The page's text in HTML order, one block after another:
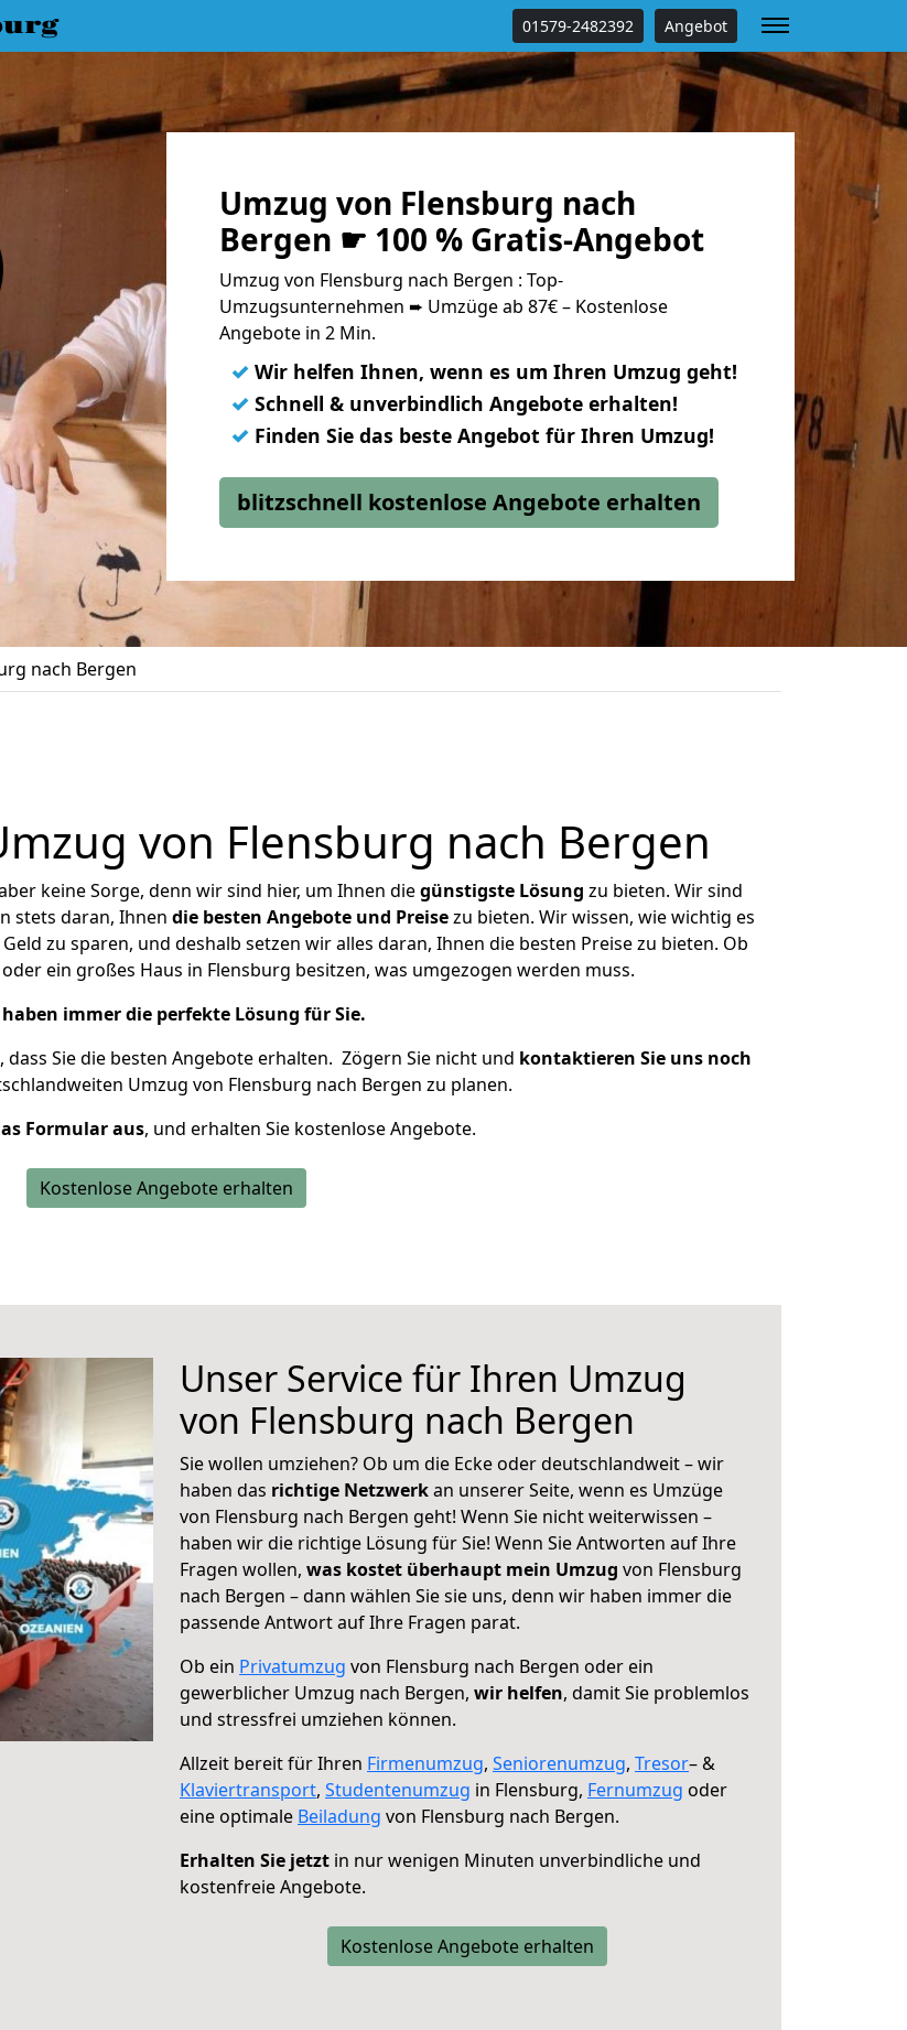
01579-2482392 Angebot
Umzug von Flensburg nach
Bergen ☛ 100 % Gratis-Angebot
Umzug von Flensburg nach Bergen : Top-
Umzugsunternehmen ➨ Umzüge ab 87€ – Kostenlose
Angebote in 2 Min.
✓ Wir helfen Ihnen, wenn es um Ihren Umzug geht!
✓ Schnell & unverbindlich Angebote erhalten!
✓ Finden Sie das beste Angebot für Ihren Umzug!
blitzschnell kostenlose Angebote erhalten
nach Bergen
von Flensburg nach Bergen
keine Sorge, denn wir sind hier, um Ihnen diegünstigste Lösung zu bieten. Wir sind
stets daran, Ihnen die besten Angebote und Preisezu bieten. Wir wissen, wie wichtig es
zu sparen, und deshalb setzen wir alles daran, Ihnen die besten Preise zu bieten. Ob
ein großes Haus in Flensburg besitzen, was umgezogen werden muss.
immer die perfekte Lösung für Sie.
Sie die besten Angebote erhalten. Zögern Sie nicht und kontaktieren Sie uns noch
Umzug von Flensburg nach Bergen zu planen.
Formular aus, und erhalten Sie kostenlose Angebote.
Kostenlose Angebote erhalten
Unser Service für Ihren Umzug
von Flensburg nach Bergen
Sie wollen umziehen? Ob um die Ecke oder deutschlandweit – wir
haben das richtige Netzwerkan unserer Seite, wenn es Umzüge
von Flensburg nach Bergen geht! Wenn Sie nicht weiterwissen –
haben wir die richtige Lösung für Sie! Wenn Sie Antworten auf Ihre
Fragen wollen, was kostet überhaupt mein Umzug von Flensburg
nach Bergen – dann wählen Sie sie uns, denn wir haben immer die
passende Antwort auf Ihre Fragen parat.
Ob ein Privatumzug von Flensburg nach Bergen oder ein
gewerblicher Umzug nach Bergen, wir helfen, damit Sie problemlos
und stressfrei umziehen können.
Allzeit bereit für Ihren Firmenumzug, Seniorenumzug, Tresor– &
Klaviertransport, Studentenumzug in Flensburg, Fernumzug oder
eine optimale Beiladung von Flensburg nach Bergen.
Erhalten Sie jetzt in nur wenigen Minuten unverbindliche und
kostenfreie Angebote.
Kostenlose Angebote erhalten